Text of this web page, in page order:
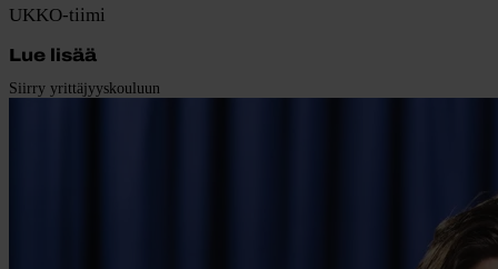
UKKO-tiimi
Lue lisää
Siirry yrittäjyyskouluun